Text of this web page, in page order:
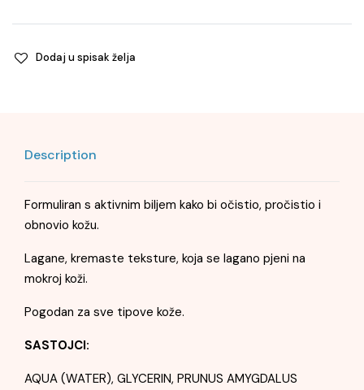
Dodaj u spisak želja
Description
Formuliran s aktivnim biljem kako bi očistio, pročistio i
obnovio kožu.
Lagane, kremaste teksture, koja se lagano pjeni na
mokroj koži.
Pogodan za sve tipove kože.
SASTOJCI:
AQUA (WATER), GLYCERIN, PRUNUS AMYGDALUS